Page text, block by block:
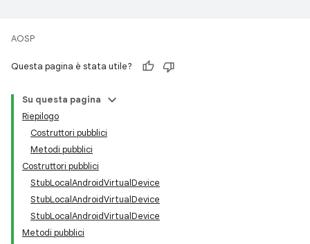
AOSP
Questa pagina è stata utile?
Su questa pagina
Riepilogo
Costruttori pubblici
Metodi pubblici
Costruttori pubblici
StubLocalAndroidVirtualDevice
StubLocalAndroidVirtualDevice
StubLocalAndroidVirtualDevice
Metodi pubblici